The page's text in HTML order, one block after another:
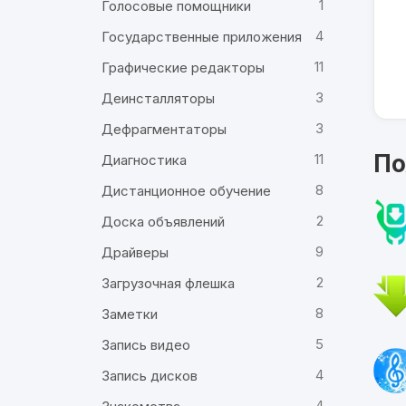
Голосовые помощники
1
Государственные приложения
4
Графические редакторы
11
Деинсталляторы
3
Дефрагментаторы
3
Диагностика
11
Дистанционное обучение
8
Доска объявлений
2
Драйверы
9
Загрузочная флешка
2
Заметки
8
Запись видео
5
Запись дисков
4